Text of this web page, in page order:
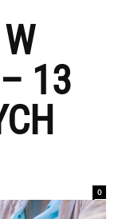
– 13
0